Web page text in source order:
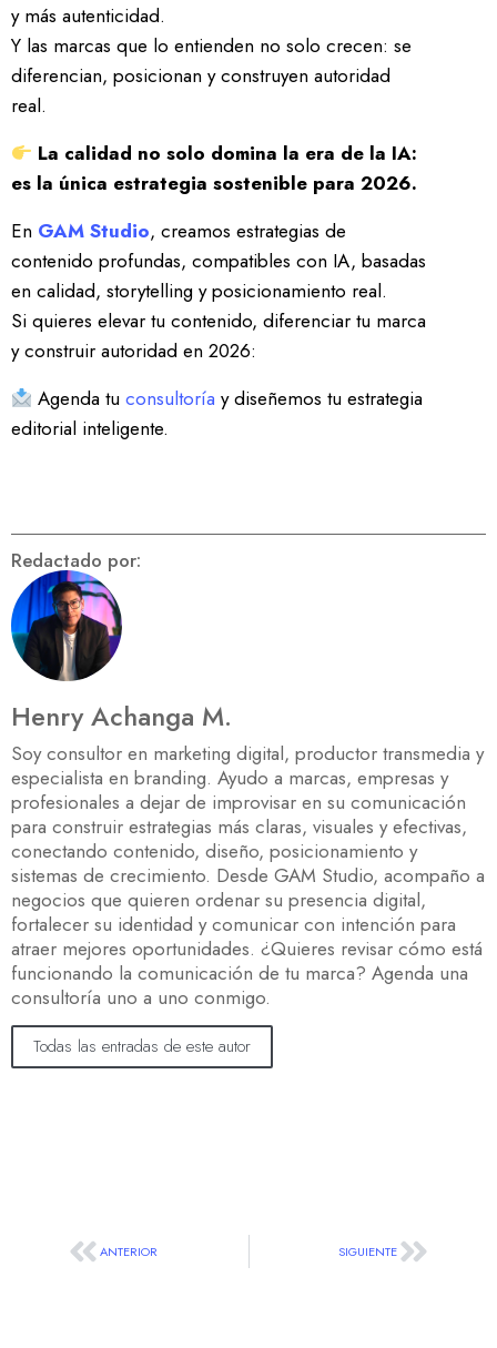
y más autenticidad.
Y las marcas que lo entienden no solo crecen: se
diferencian, posicionan y construyen autoridad
real.
La calidad no solo domina la era de la IA:
es la única estrategia sostenible para 2026.
En GAM Studio, creamos estrategias de
contenido profundas, compatibles con IA, basadas
en calidad, storytelling y posicionamiento real.
Si quieres elevar tu contenido, diferenciar tu marca
y construir autoridad en 2026:
Agenda tuconsultoría y diseñemos tu estrategia
editorial inteligente.
Redactado por:
Henry Achanga M.
Soy consultor en marketing digital, productor transmedia y
especialista en branding. Ayudo a marcas, empresas y
profesionales a dejar de improvisar en su comunicación
para construir estrategias más claras, visuales y efectivas,
conectando contenido, diseño, posicionamiento y
sistemas de crecimiento. Desde GAM Studio, acompaño a
negocios que quieren ordenar su presencia digital,
fortalecer su identidad y comunicar con intención para
atraer mejores oportunidades. ¿Quieres revisar cómo está
funcionando la comunicación de tu marca? Agenda una
consultoría uno a uno conmigo.
Todas las entradas de este autor
ANTERIOR SIGUIENTE